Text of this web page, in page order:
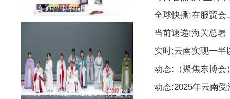
人车通智能呼啦圈推荐减肥神
10月29日话剧《红楼梦》将在海
全球快播:在服贸会
当前速递!海关总署
实时:云南实现一半
动态:（聚焦东博会
动态:2025年云南